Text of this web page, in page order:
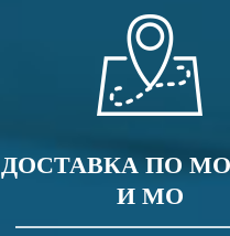
ДОСТАВКА ПО
И МО